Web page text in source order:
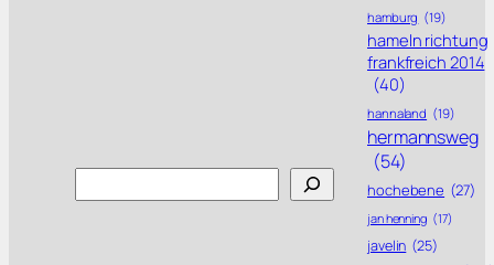
hamburg (19)
hameln richtung
frankfreich 2014
(40)
hannaland (19)
hermannsweg
(54)
hochebene (27)
jan henning (17)
javelin (25)